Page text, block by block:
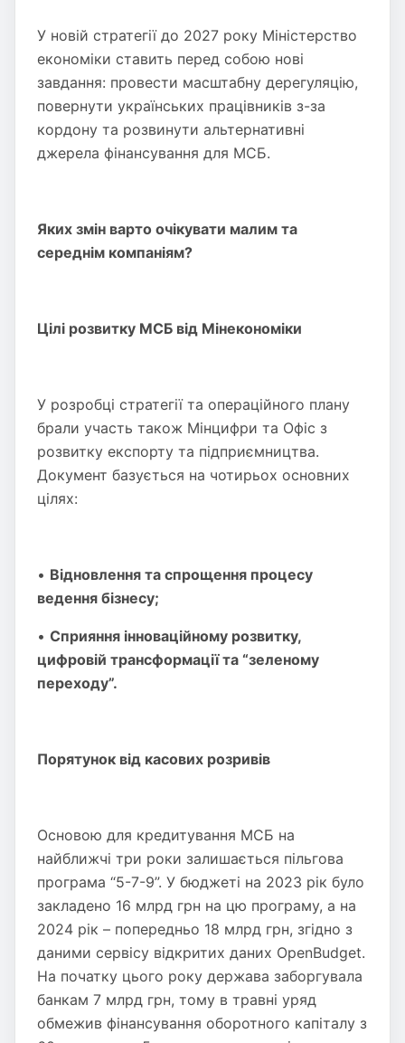
У новій стратегії до 2027 року Міністерство
економіки ставить перед собою нові
завдання: провести масштабну дерегуляцію,
повернути українських працівників з-за
кордону та розвинути альтернативні
джерела фінансування для МСБ.
Яких змін варто очікувати малим та
середнім компаніям?
Цілі розвитку МСБ від Мінекономіки
У розробці стратегії та операційного плану
брали участь також Мінцифри та Офіс з
розвитку експорту та підприємництва.
Документ базується на чотирьох основних
цілях:
• Відновлення та спрощення процесу
ведення бізнесу;
• Сприяння інноваційному розвитку,
цифровій трансформації та “зеленому
переходу”.
Порятунок від касових розривів
Основою для кредитування МСБ на
найближчі три роки залишається пільгова
програма “5-7-9”. У бюджеті на 2023 рік було
закладено 16 млрд грн на цю програму, а на
2024 рік – попередньо 18 млрд грн, згідно з
даними сервісу відкритих даних OpenBudget.
На початку цього року держава заборгувала
банкам 7 млрд грн, тому в травні уряд
обмежив фінансування оборотного капіталу з